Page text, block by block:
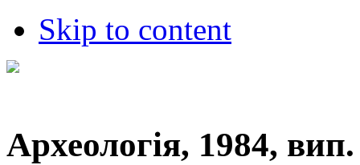
Skip to content
Археологія, 1984, вип.